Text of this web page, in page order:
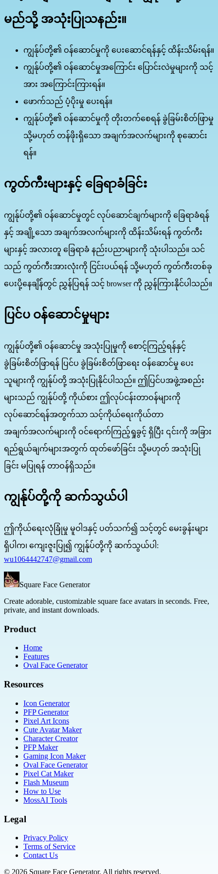
မည်သို့ အသုံးပြုသနည်း။
ကျွန်ုပ်တို့၏ ဝန်ဆောင်မှုကို ပေးဆောင်ရန်နှင့် ထိန်းသိမ်းရန်။
ကျွန်ုပ်တို့၏ ဝန်ဆောင်မှုအကြောင်း ပြောင်းလဲမှုများကို သင့်
အား အကြောင်းကြားရန်။
ဖောက်သည် ပံ့ပိုးမှု ပေးရန်။
ကျွန်ုပ်တို့၏ ဝန်ဆောင်မှုကို တိုးတက်စေရန် ခွဲခြမ်းစိတ်ဖြာမှု
သို့မဟုတ် တန်ဖိုးရှိသော အချက်အလက်များကို စုဆောင်း
ရန်။
ကွတ်ကီးများနှင့် ခြေရာခံခြင်း
ကျွန်ုပ်တို့၏ ဝန်ဆောင်မှုတွင် လုပ်ဆောင်ချက်များကို ခြေရာခံရန်
နှင့် အချို့သော အချက်အလက်များကို ထိန်းသိမ်းရန် ကွတ်ကီး
များနှင့် အလားတူ ခြေရာခံ နည်းပညာများကို သုံးပါသည်။ သင်
သည် ကွတ်ကီးအားလုံးကို ငြင်းပယ်ရန် သို့မဟုတ် ကွတ်ကီးတစ်ခု
ပေးပို့နေချိန်တွင် ညွှန်ပြရန် သင့် browser ကို ညွှန်ကြားနိုင်ပါသည်။
ပြင်ပ ဝန်ဆောင်မှုများ
ကျွန်ုပ်တို့၏ ဝန်ဆောင်မှု အသုံးပြုမှုကို စောင့်ကြည့်ရန်နှင့်
ခွဲခြမ်းစိတ်ဖြာရန် ပြင်ပ ခွဲခြမ်းစိတ်ဖြာရေး ဝန်ဆောင်မှု ပေး
သူများကို ကျွန်ုပ်တို့ အသုံးပြုနိုင်ပါသည်။ ဤပြင်ပအဖွဲ့အစည်း
များသည် ကျွန်ုပ်တို့ ကိုယ်စား ဤလုပ်ငန်းတာဝန်များကို
လုပ်ဆောင်ရန်အတွက်သာ သင့်ကိုယ်ရေးကိုယ်တာ
အချက်အလက်များကို ဝင်ရောက်ကြည့်ရှုခွင့် ရှိပြီး ၎င်းကို အခြား
ရည်ရွယ်ချက်များအတွက် ထုတ်ဖော်ခြင်း သို့မဟုတ် အသုံးပြု
ခြင်း မပြုရန် တာဝန်ရှိသည်။
ကျွန်ုပ်တို့ကို ဆက်သွယ်ပါ
ဤကိုယ်ရေးလုံခြုံမှု မူဝါဒနှင့် ပတ်သက်၍ သင့်တွင် မေးခွန်းများ
ရှိပါက၊ ကျေးဇူးပြု၍ ကျွန်ုပ်တို့ကို ဆက်သွယ်ပါ:
wu1064442747@gmail.com
Square Face Generator
Create adorable, customizable square face avatars in seconds. Free,
private, and instant downloads.
Product
Home
Features
Oval Face Generator
Resources
Icon Generator
PFP Generator
Pixel Art Icons
Cute Avatar Maker
Character Creator
PFP Maker
Gaming Icon Maker
Oval Face Generator
Pixel Cat Maker
Flash Museum
How to Use
MossAI Tools
Legal
Privacy Policy
Terms of Service
Contact Us
© 2026 Square Face Generator. All rights reserved.